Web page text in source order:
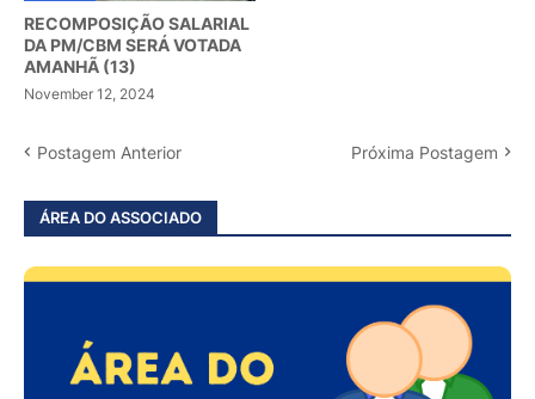
RECOMPOSIÇÃO SALARIAL
DA PM/CBM SERÁ VOTADA
AMANHÃ (13)
November 12, 2024
Postagem Anterior Próxima Postagem
ÁREA DO ASSOCIADO